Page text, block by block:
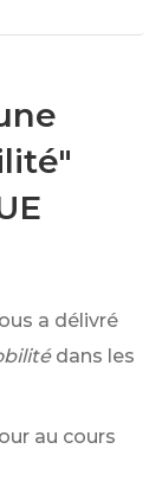
a délivré
dans les
au cours